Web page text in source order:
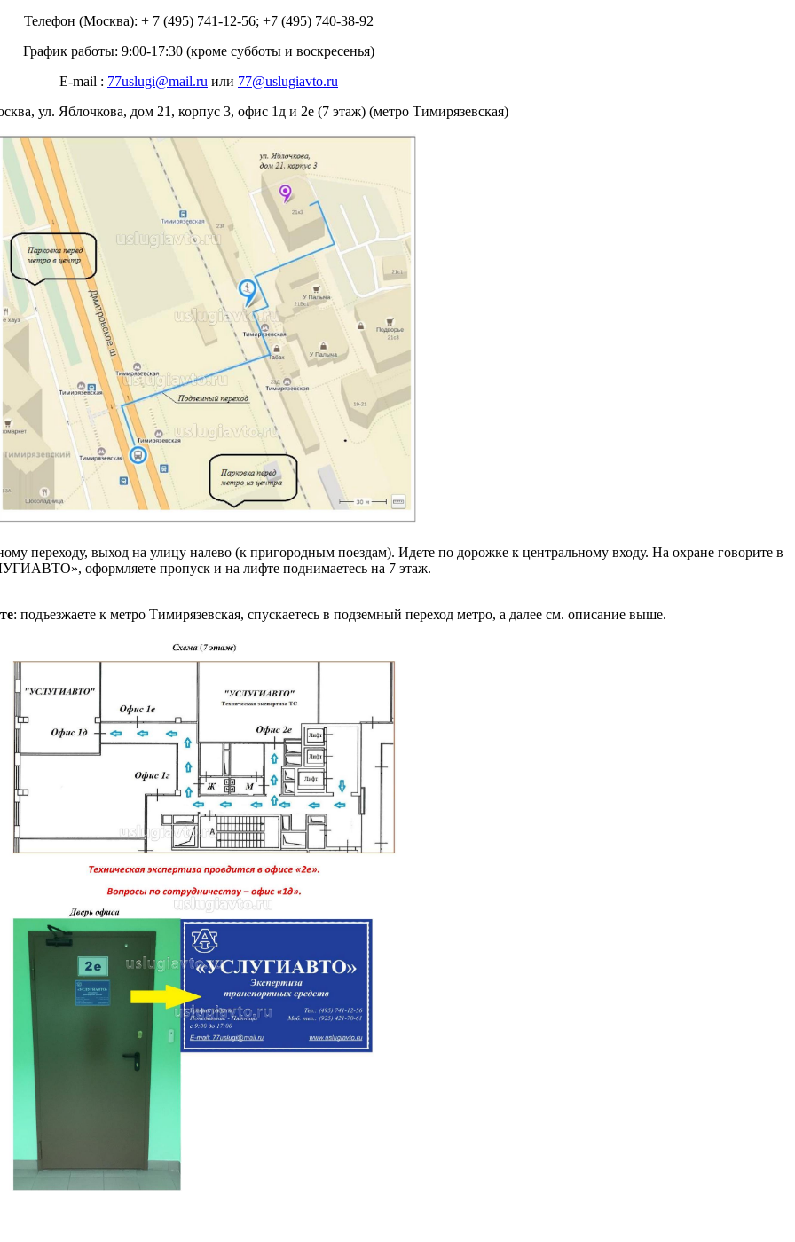
Телефон (Москва): + 7 (495) 741-12-56; +7 (495) 740-38-92
График работы: 9:00-17:30 (кроме субботы и воскресенья)
E-mail : 77uslugi@mail.ru или 77@uslugiavto.ru
ул. Яблочкова, дом 21, корпус 3, офис 1д и 2е (7 этаж) (метро Тимирязевская)
переходу, выход на улицу налево (к пригородным поездам). Идете по дорожке к центральному входу. На охране говорите в
оформляете пропуск и на лифте поднимаетесь на 7 этаж.
: подъезжаете к метро Тимирязевская, спускаетесь в подземный переход метро, а далее см. описание выше.